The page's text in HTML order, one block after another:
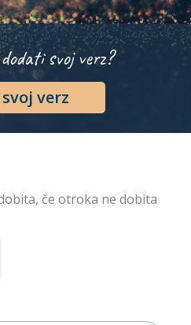
svoj verz?
verz
če otroka ne dobita